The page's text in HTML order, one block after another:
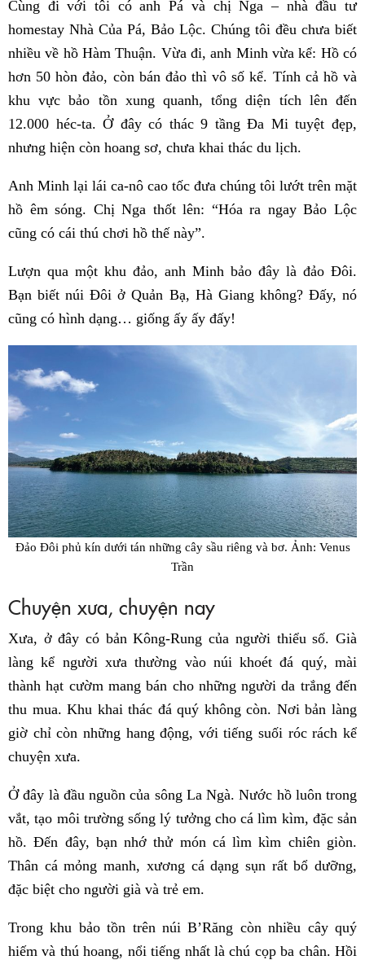
Cùng đi với tôi có anh Pá và chị Nga – nhà đầu tư
homestay Nhà Của Pá, Bảo Lộc. Chúng tôi đều chưa biết
nhiều về hồ Hàm Thuận. Vừa đi, anh Minh vừa kể: Hồ có
hơn 50 hòn đảo, còn bán đảo thì vô số kể. Tính cả hồ và
khu vực bảo tồn xung quanh, tổng diện tích lên đến
12.000 héc-ta. Ở đây có thác 9 tầng Đa Mi tuyệt đẹp,
nhưng hiện còn hoang sơ, chưa khai thác du lịch.
Anh Minh lại lái ca-nô cao tốc đưa chúng tôi lướt trên mặt
hồ êm sóng. Chị Nga thốt lên: “Hóa ra ngay Bảo Lộc
cũng có cái thú chơi hồ thế này”.
Lượn qua một khu đảo, anh Minh bảo đây là đảo Đôi.
Bạn biết núi Đôi ở Quản Bạ, Hà Giang không? Đấy, nó
cũng có hình dạng… giống ấy ấy đấy!
Đảo Đôi phủ kín dưới tán những cây sầu riêng và bơ. Ảnh: Venus
Trần
Chuyện xưa, chuyện nay
Xưa, ở đây có bản Kông-Rung của người thiểu số. Già
làng kể người xưa thường vào núi khoét đá quý, mài
thành hạt cườm mang bán cho những người da trắng đến
thu mua. Khu khai thác đá quý không còn. Nơi bản làng
giờ chỉ còn những hang động, với tiếng suối róc rách kể
chuyện xưa.
Ở đây là đầu nguồn của sông La Ngà. Nước hồ luôn trong
vắt, tạo môi trường sống lý tưởng cho cá lìm kìm, đặc sản
hồ. Đến đây, bạn nhớ thử món cá lìm kìm chiên giòn.
Thân cá mỏng manh, xương cá dạng sụn rất bổ dưỡng,
đặc biệt cho người già và trẻ em.
Trong khu bảo tồn trên núi B’Răng còn nhiều cây quý
hiếm và thú hoang, nổi tiếng nhất là chú cọp ba chân. Hồi